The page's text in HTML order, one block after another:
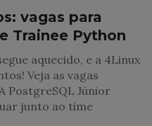
vagas para
Trainee Python
aquecido, e a 4Linux
Veja as vagas
PostgreSQL Júnior
junto ao time